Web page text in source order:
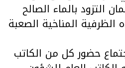
التزود بالماء الصالح
المناخية الصعبة
حضور كل من الكاتب